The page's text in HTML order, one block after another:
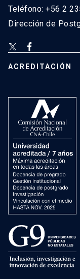
Teléfono: +56 2
Dirección de
ACREDITACIÓN